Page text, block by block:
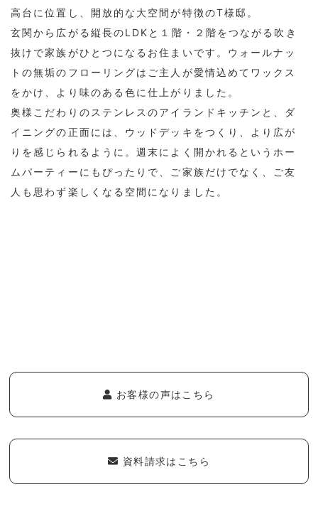
高台に位置し、開放的な大空間が特徴のT様邸。
玄関から広がる縦長のLDKと１階・２階をつながる吹き
抜けで家族がひとつになるお住まいです。ウォールナッ
トの無垢のフローリングはご主人が愛情込めてワックス
をかけ、より味のある色に仕上がりました。
奥様こだわりのステンレスのアイランドキッチンと、ダ
イニングの正面には、ウッドデッキをつくり、より広が
りを感じられるように。週末によく開かれるというホー
ムパーティーにもぴったりで、ご家族だけでなく、ご友
人も思わず楽しくなる空間になりました。
お客様の声はこちら
資料請求はこちら